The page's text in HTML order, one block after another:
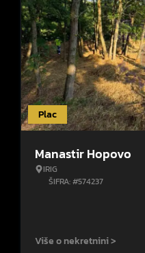
Plac
Manastir Hopovo
IRIG
ŠIFRA: #574237
Više o nekretnini >